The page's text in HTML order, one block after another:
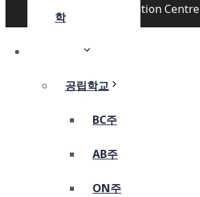
학
공립학교
BC주
AB주
ON주
© 2026 YOUNG Education Centre